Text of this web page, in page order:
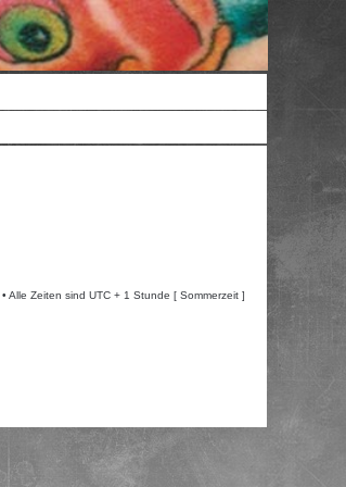
• Alle Zeiten sind UTC + 1 Stunde [ Sommerzeit ]